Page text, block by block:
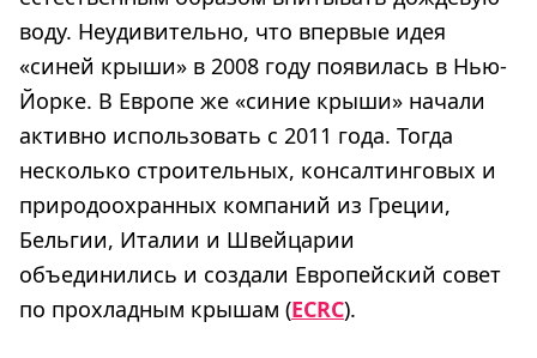
воду. Неудивительно, что впервые идея
«синей крыши» в 2008 году появилась в Нью-
Йорке. В Европе же «синие крыши» начали
активно использовать с 2011 года. Тогда
несколько строительных, консалтинговых и
природоохранных компаний из Греции,
Бельгии, Италии и Швейцарии
объединились и создали Европейский совет
по прохладным крышам (ECRC).